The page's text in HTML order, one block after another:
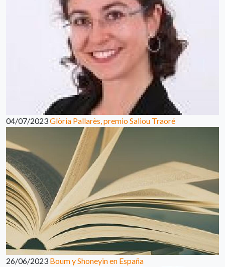
04/07/2023Glòria Pallarès, premio Saliou Traoré
26/06/2023 Boum y Shoneyin en España